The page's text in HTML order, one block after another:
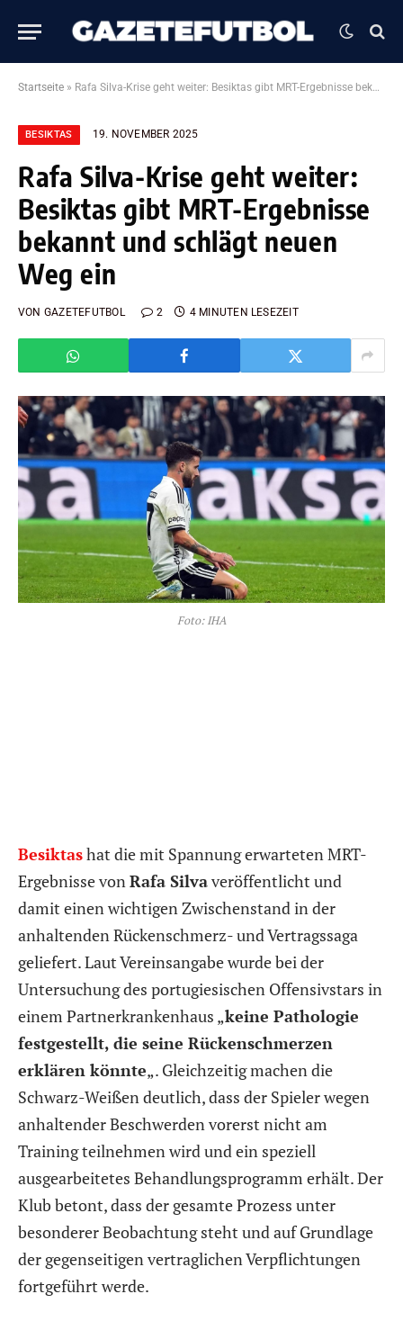
Startseite » Rafa Silva-Krise geht weiter: Besiktas gibt MRT-Ergebnisse bekannt und schlägt neuen Weg ein
BESIKTAS 19. NOVEMBER 2025
Rafa Silva-Krise geht weiter:
Besiktas gibt MRT-Ergebnisse
bekannt und schlägt neuen
Weg ein
VON GAZETEFUTBOL 2 4 MINUTEN LESEZEIT
Foto: IHA
Besiktashat die mit Spannung erwarteten MRT-
Ergebnisse von Rafa Silvaveröffentlicht und
damit einen wichtigen Zwischenstand in der
anhaltenden Rückenschmerz- und Vertragssaga
geliefert. Laut Vereinsangabe wurde bei der
Untersuchung des portugiesischen Offensivstars in
einem Partnerkrankenhaus „keine Pathologie
festgestellt, die seine Rückenschmerzen
erklären könnte„. Gleichzeitig machen die
Schwarz-Weißen deutlich, dass der Spieler wegen
anhaltender Beschwerden vorerst nicht am
Training teilnehmen wird und ein speziell
ausgearbeitetes Behandlungsprogramm erhält. Der
Klub betont, dass der gesamte Prozess unter
besonderer Beobachtung steht und auf Grundlage
der gegenseitigen vertraglichen Verpflichtungen
fortgeführt werde.